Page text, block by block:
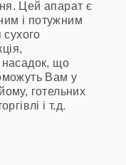
Цей апарат є
і потужним
насадок, що
Вам у
готельних
і т.д.